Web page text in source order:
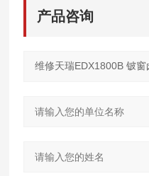
产品咨询